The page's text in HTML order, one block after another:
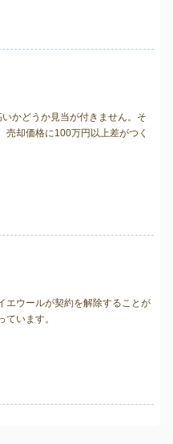
かどうか見当が付きません。そ
売却価格に100万円以上差がつく
エウールが契約を解除することが
ています。